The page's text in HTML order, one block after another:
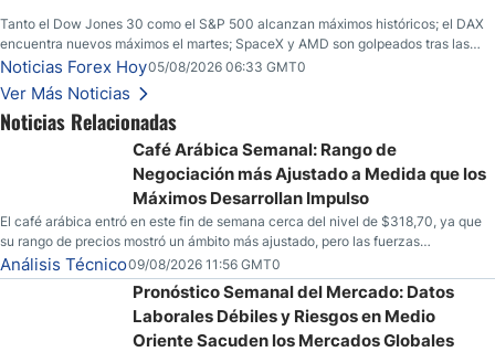
Tanto el Dow Jones 30 como el S&P 500 alcanzan máximos históricos; el DAX
encuentra nuevos máximos el martes; SpaceX y AMD son golpeados tras las
llamadas de ganancias; el petróleo crudo cae por debajo de los $80 con nuevas
esperanzas; el dólar estadounidense continúa intentando estabilizarse frente al
yen; el peso mexicano ve un repunte a medida que las tasas caen en EE. UU.
Noticias Forex Hoy05/08/2026 06:33 GMT0
Ver Más Noticias
Noticias Relacionadas
Café Arábica Semanal: Rango de
Negociación más Ajustado a Medida que los
Máximos Desarrollan Impulso
El café arábica entró en este fin de semana cerca del nivel de $318,70, ya que
su rango de precios mostró un ámbito más ajustado, pero las fuerzas
especulativas también están mostrando señales de que una mayor volatilidad
podría estar en el horizonte para la mercancía.
Análisis Técnico09/08/2026 11:56 GMT0
Pronóstico Semanal del Mercado: Datos
Laborales Débiles y Riesgos en Medio
Oriente Sacuden los Mercados Globales